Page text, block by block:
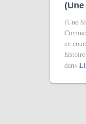
(Une
en
dans